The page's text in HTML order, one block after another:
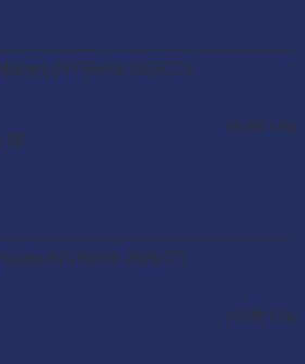
(HVBerlin 2026/27)
III
11:00 Uhr
(HVBerlin 2026/27)
13:00 Uhr